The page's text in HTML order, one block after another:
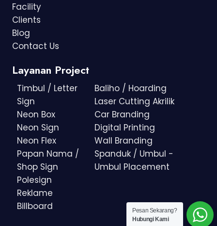
Facility
Clients
Blog
Contact Us
Layanan Project
Timbul / Letter
Sign
Neon Box
Neon Sign
Neon Flex
Papan Nama /
Shop Sign
Polesign
Reklame
Billboard
Baliho / Hoarding
Laser Cutting Akrilik
Car Branding
Digital Printing
Wall Branding
Spanduk / Umbul -
Umbul Placement
Pesan Sekarang?
Hubungi Kami